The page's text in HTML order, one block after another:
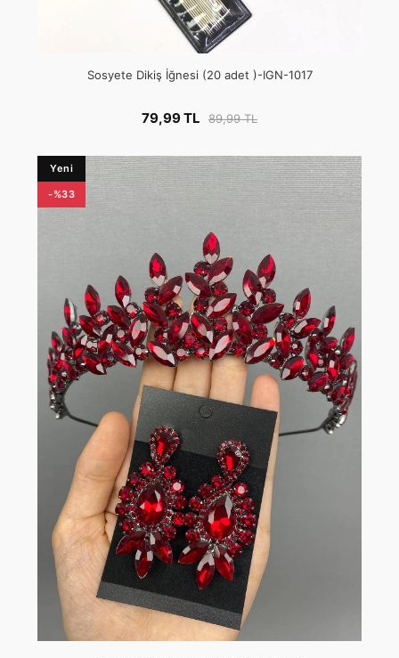
Sosyete Dikiş İğnesi (20 adet )-IGN-1017
79,99 TL 89,99 TL
Yeni
-%33